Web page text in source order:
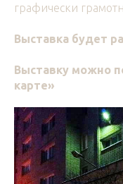
графически
Выставка будет
Выставку можно
карте»